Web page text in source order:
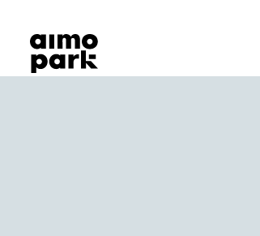
Hitta parkering
Samarbete
Kundservice